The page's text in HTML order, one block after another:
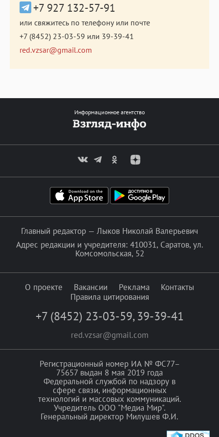
+7 927 132-57-91
или свяжитесь по телефону или почте
+7 (8452) 23-03-59 или 39-39-41
red.vzsar@gmail.com
Информационное агентство
Главный редактор — Лыков Николай Валерьевич
Адрес редакции и учредителя: 410031, Саратов, ул.
Комсомольская, 52
О проекте Вакансии Реклама
Контакты
Правила цитирования
+7 (8452) 23-03-59, 39-39-41
red.vzsar@gmail.com
Регистрационный номер ИА № ФС77–
75657 выдан 8 мая 2019 года
Федеральной службой по надзору в
сфере связи, информационных
технологий и массовых коммуникаций.
Учредитель ООО "Медиа Мир".
Генеральный директор Милушев Ф.И.